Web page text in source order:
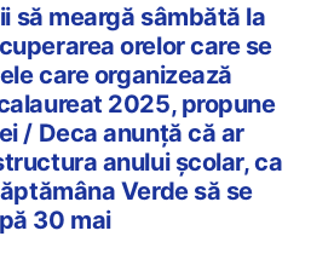
să meargă sâmbătă la
orelor care se
care organizează
2025, propune
/ Deca anunță că ar
anului școlar, ca
Verde să se
30 mai